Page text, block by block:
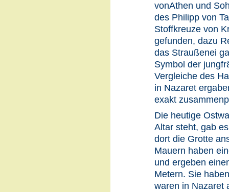
vonAthen und
des Philipp von
Stoffkreuze von
gefunden, dazu
das Straußenei
Symbol der
Vergleiche des
in Nazaret
exakt
Die heutige
Altar steht, gab
dort die Grotte
Mauern haben
und ergeben
Metern. Sie
waren in Nazaret